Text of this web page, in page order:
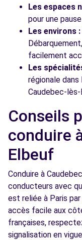
Les espaces
pour une
Les environs :
facilement
Les
régionale
Caudebec-lès-
Conseils
conduire
Elbeuf
Conduire à
conducteurs avec
est reliée à Paris
accès facile aux
françaises,
signalisation en